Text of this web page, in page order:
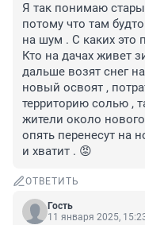
Я так понимаю
потому что там
на шум . С каких это
Кто на дачах живет
дальше возят снег
новый освоят ,
территорию солью ,
жители около
опять перенесут на
и хватит . 😡
ОТВЕТИТЬ
Гость
11 января 2025,